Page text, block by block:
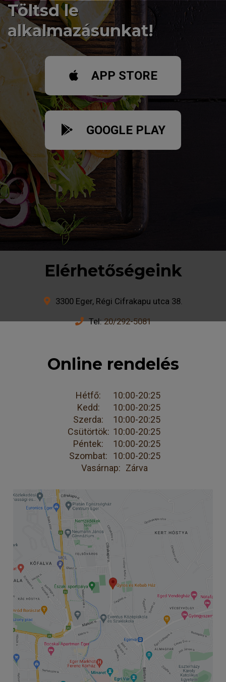
Töltsd le
alkalmazásunkat!
APP STORE
GOOGLE PLAY
Elérhetőségeink
3300 Eger, Régi Cifrakapu utca 38.
Tel:20/292-5081
Online rendelés
Hétfő:
10:00-20:25
Kedd:
10:00-20:25
Szerda:
10:00-20:25
Csütörtök: 10:00-20:25
Péntek:
10:00-20:25
Szombat:
10:00-20:25
Vasárnap: Zárva